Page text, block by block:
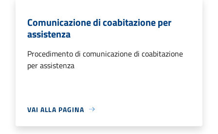
Comunicazione di coabitazione per
assistenza
Procedimento di comunicazione di coabitazione
per assistenza
VAI ALLA PAGINA